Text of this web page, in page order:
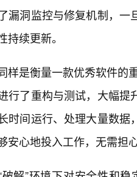
漏洞监控与修复机制，
持续更新。
样是衡量一款优秀软件的
行了重构与测试，大幅
时间运行、处理大量数
安心地投入工作，无需担